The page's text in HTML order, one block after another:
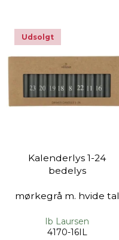
Udsolgt
Kalenderlys 1-24
bedelys
mørkegrå m. hvide tal
Ib Laursen
4170-16IL